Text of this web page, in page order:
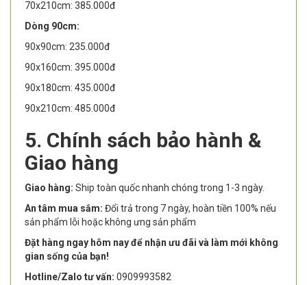
70x210cm: 385.000đ
Dòng 90cm:
90x90cm: 235.000đ
90x160cm: 395.000đ
90x180cm: 435.000đ
90x210cm: 485.000đ
5. Chính sách bảo hành &
Giao hàng
Giao hàng: Ship toàn quốc nhanh chóng trong 1-3 ngày.
An tâm mua sắm: Đổi trả trong 7 ngày, hoàn tiền 100% nếu
sản phẩm lỗi hoặc không ưng sản phẩm
Đặt hàng ngay hôm nay để nhận ưu đãi và làm mới không
gian sống của bạn!
Hotline/Zalo tư vấn: 0909993582